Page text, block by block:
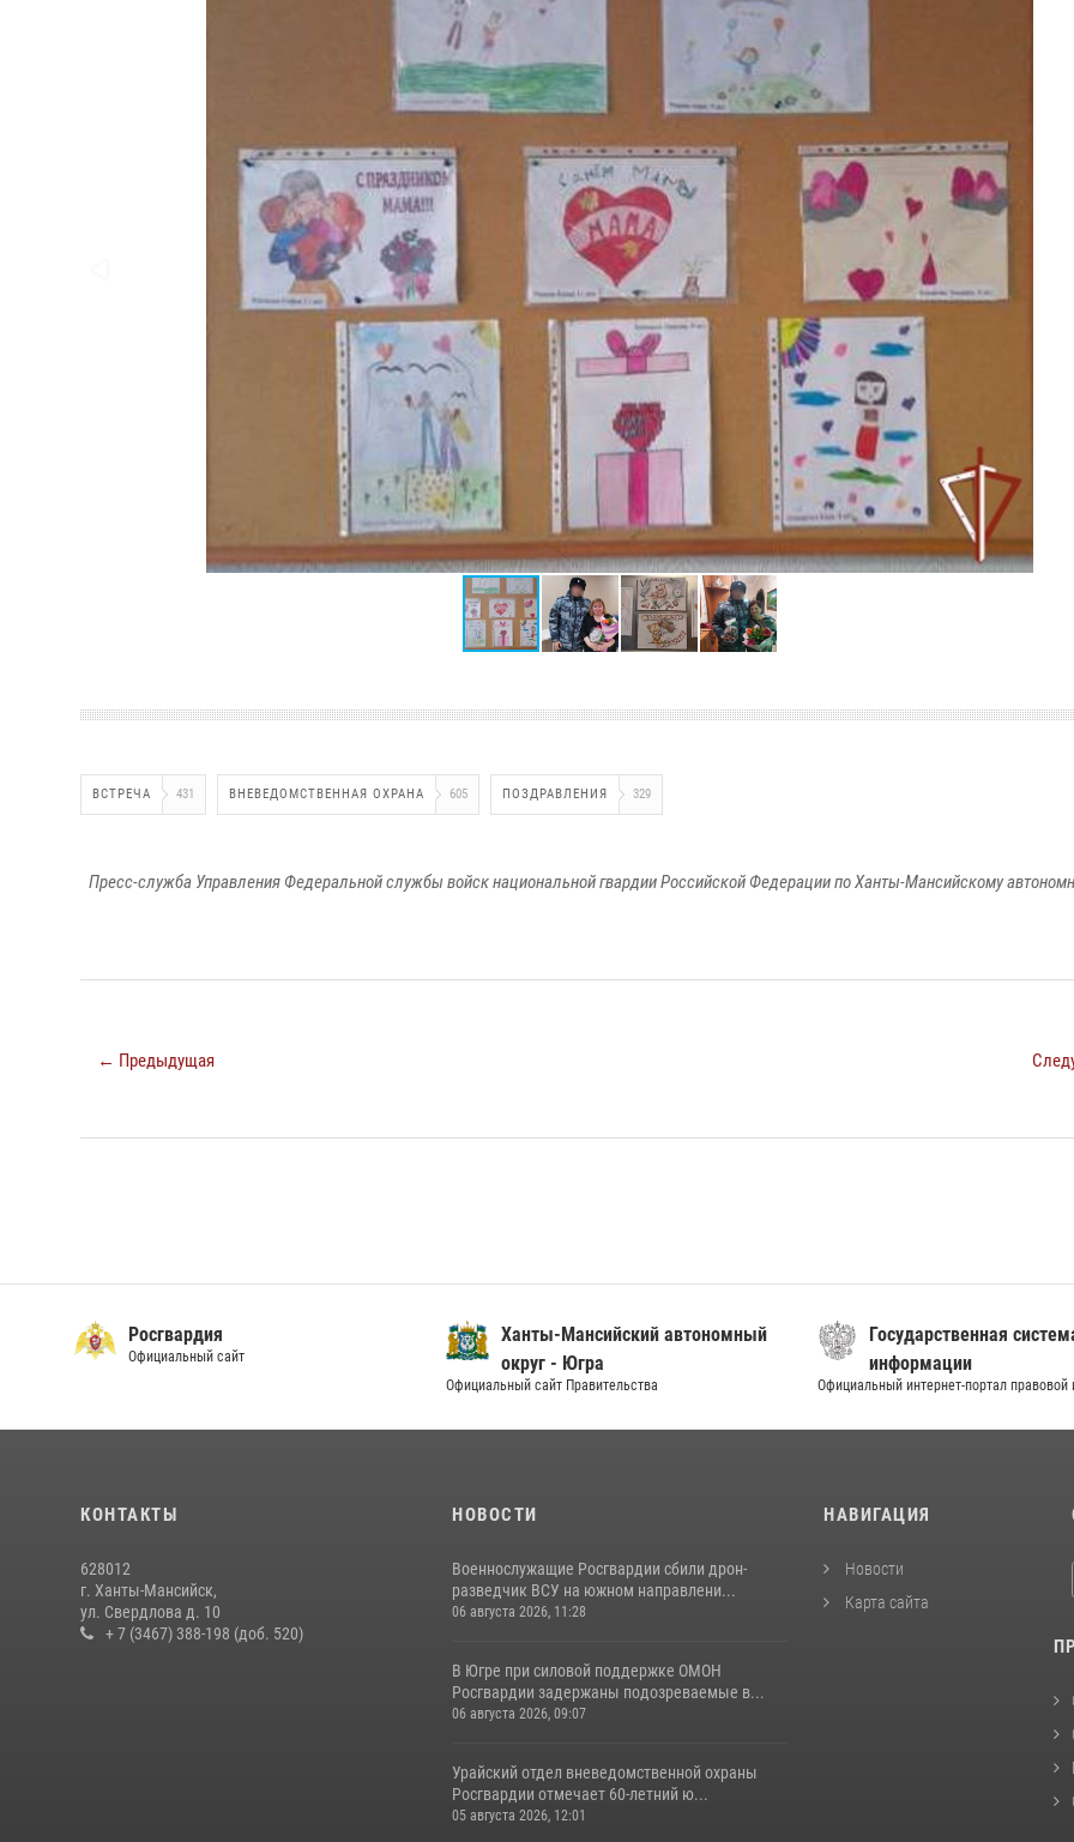
ВСТРЕЧА 431 ВНЕВЕДОМСТВЕННАЯ ОХРАНА 605 ПОЗДРАВЛЕНИЯ 329
Пресс-служба Управления Федеральной службы войск национальной гвардии Российской Федерации по Ханты-Мансийскому
← Предыдущая
Росгвардия
Официальный сайт
Ханты-Мансийский автономный
округ - Югра
Официальный сайт Правительства
Государственная
информации
Официальный интернет-портал
КОНТАКТЫ
628012
г. Ханты-Мансийск,
ул. Свердлова д. 10
+ 7 (3467) 388-198 (доб. 520)
НОВОСТИ
Военнослужащие Росгвардии сбили дрон-
разведчик ВСУ на южном направлени...
06 августа 2026, 11:28
В Югре при силовой поддержке ОМОН
Росгвардии задержаны подозреваемые в...
06 августа 2026, 09:07
Урайский отдел вневедомственной охраны
Росгвардии отмечает 60-летний ю...
05 августа 2026, 12:01
НАВИГАЦИЯ
Новости
Карта сайта